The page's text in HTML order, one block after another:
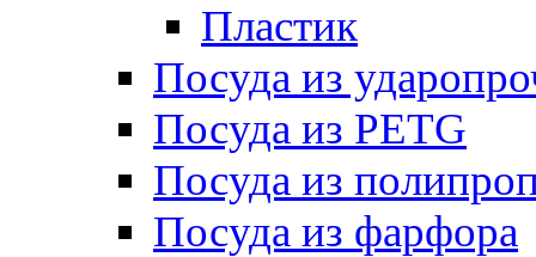
Пластик
Посуда из
Посуда из PETG
Посуда из
Посуда из фарфора